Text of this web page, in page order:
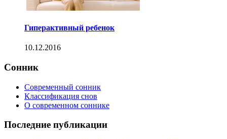
Гиперактивный ребенок
10.12.2016
Сонник
Современный сонник
Классификация снов
О современном соннике
Последние публикации